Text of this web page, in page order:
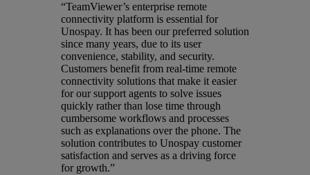
“TeamViewer’s enterprise remote
connectivity platform is essential for
Unospay. It has been our preferred solution
since many years, due to its user
convenience, stability, and security.
Customers benefit from real-time remote
connectivity solutions that make it easier
for our support agents to solve issues
quickly rather than lose time through
cumbersome workflows and processes
such as explanations over the phone. The
solution contributes to Unospay customer
satisfaction and serves as a driving force
for growth.”